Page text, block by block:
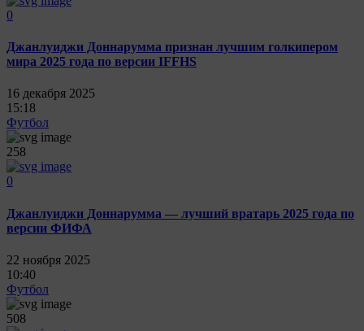
0
Джанлуиджи Доннарумма признан лучшим голкипером
мира 2025 года по версии IFFHS
16 декабря 2025
15:18
Футбол
258
0
Джанлуиджи Доннарумма — лучший вратарь 2025 года по
версии ФИФА
22 ноября 2025
10:40
Футбол
508